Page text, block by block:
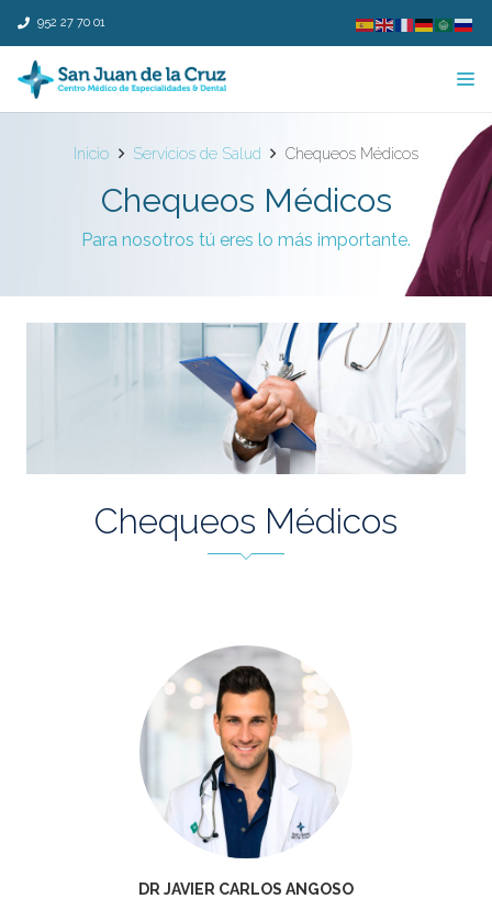
952 27 70 01
Inicio Servicios de Salud Chequeos Médicos
Chequeos Médicos
Para nosotros tú eres lo más importante.
Chequeos Médicos
DR JAVIER CARLOS ANGOSO